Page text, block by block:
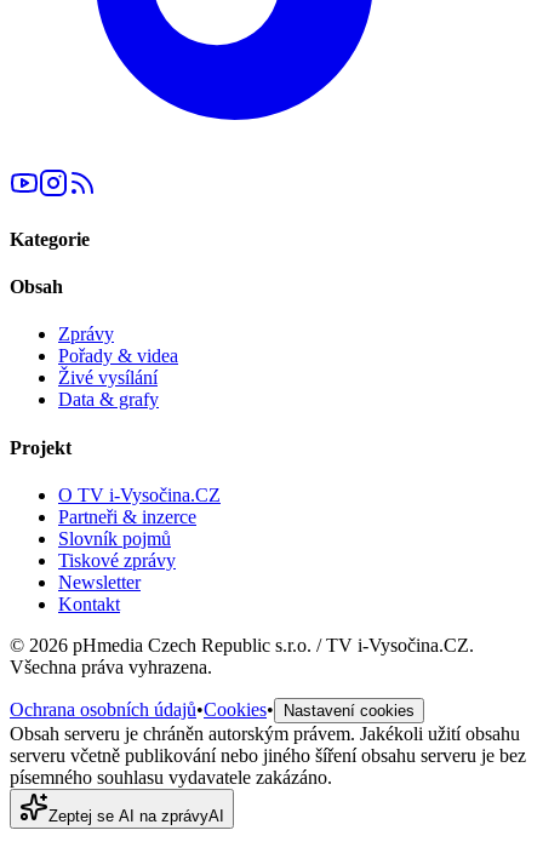
Kategorie
Obsah
Zprávy
Pořady & videa
Živé vysílání
Data & grafy
Projekt
O TV i-Vysočina.CZ
Partneři & inzerce
Slovník pojmů
Tiskové zprávy
Newsletter
Kontakt
© 2026 pHmedia Czech Republic s.r.o. / TV i-Vysočina.CZ.
Všechna práva vyhrazena.
Ochrana osobních údajů•Cookies• Nastavení cookies
Obsah serveru je chráněn autorským právem. Jakékoli užití obsahu
serveru včetně publikování nebo jiného šíření obsahu serveru je bez
písemného souhlasu vydavatele zakázáno.
Zeptej se AI na zprávyAI